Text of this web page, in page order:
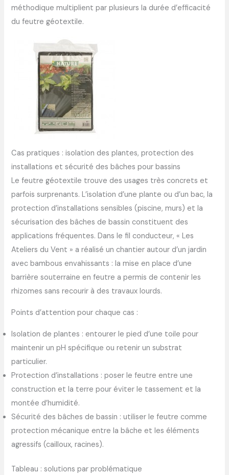
méthodique multiplient par plusieurs la durée d’efficacité
du feutre géotextile.
Cas pratiques : isolation des plantes, protection des
installations et sécurité des bâches pour bassins
Le feutre géotextile trouve des usages très concrets et
parfois surprenants. L’isolation d’une plante ou d’un bac, la
protection d’installations sensibles (piscine, murs) et la
sécurisation des bâches de bassin constituent des
applications fréquentes. Dans le fil conducteur, « Les
Ateliers du Vent » a réalisé un chantier autour d’un jardin
avec bambous envahissants : la mise en place d’une
barrière souterraine en feutre a permis de contenir les
rhizomes sans recourir à des travaux lourds.
Points d’attention pour chaque cas :
Isolation de plantes : entourer le pied d’une toile pour
maintenir un pH spécifique ou retenir un substrat
particulier.
Protection d’installations : poser le feutre entre une
construction et la terre pour éviter le tassement et la
montée d’humidité.
Sécurité des bâches de bassin : utiliser le feutre comme
protection mécanique entre la bâche et les éléments
agressifs (cailloux, racines).
Tableau : solutions par problématique